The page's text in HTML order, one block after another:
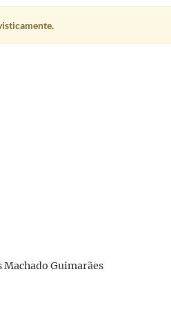
Guimarães